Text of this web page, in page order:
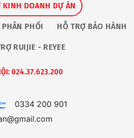
KINH DOANH DỰ ÁN
PHỐI HỖ TRỢ BẢO HÀNH
RUIJIE - REYEE
024.37.623.200
0334 200 901